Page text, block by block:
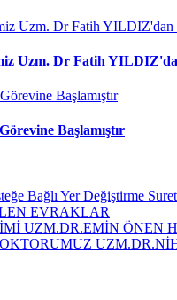
Uzm. Dr Fatih
Başlamıştır
Bağlı Yer Değiştirme
EVRAKLAR
UZM.DR.EMİN ÖNEN